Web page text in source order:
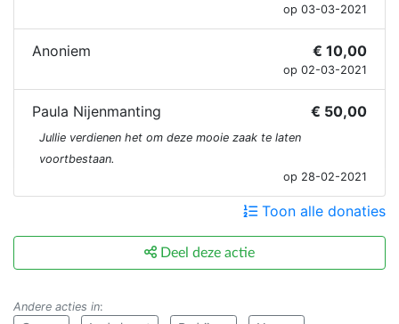
op 03-03-2021
Anoniem € 10,00
op 02-03-2021
Paula Nijenmanting € 50,00
Jullie verdienen het om deze mooie zaak te laten
voortbestaan.
op 28-02-2021
Toon alle donaties
Deel deze actie
Andere acties in: